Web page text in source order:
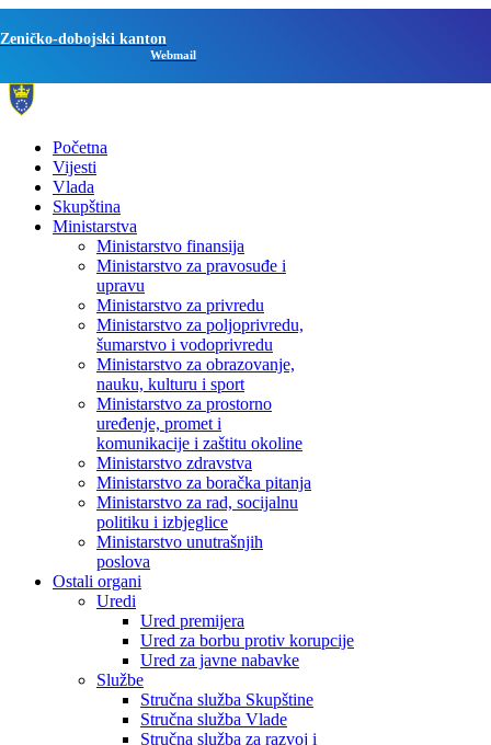
Zeničko-dobojski kanton
Webmail
Početna
Vijesti
Vlada
Skupština
Ministarstva
Ministarstvo finansija
Ministarstvo za pravosuđe i
upravu
Ministarstvo za privredu
Ministarstvo za poljoprivredu,
šumarstvo i vodoprivredu
Ministarstvo za obrazovanje,
nauku, kulturu i sport
Ministarstvo za prostorno
uređenje, promet i
komunikacije i zaštitu okoline
Ministarstvo zdravstva
Ministarstvo za boračka pitanja
Ministarstvo za rad, socijalnu
politiku i izbjeglice
Ministarstvo unutrašnjih
poslova
Ostali organi
Uredi
Ured premijera
Ured za borbu protiv korupcije
Ured za javne nabavke
Službe
Stručna služba Skupštine
Stručna služba Vlade
Stručna služba za razvoj i